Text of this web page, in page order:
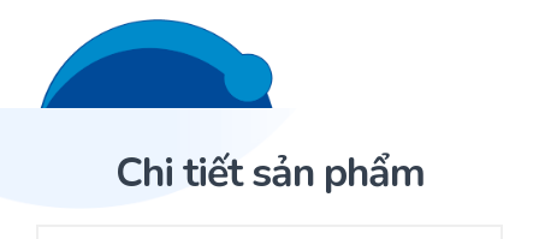
Trang ChủChi tiết sản phẩm